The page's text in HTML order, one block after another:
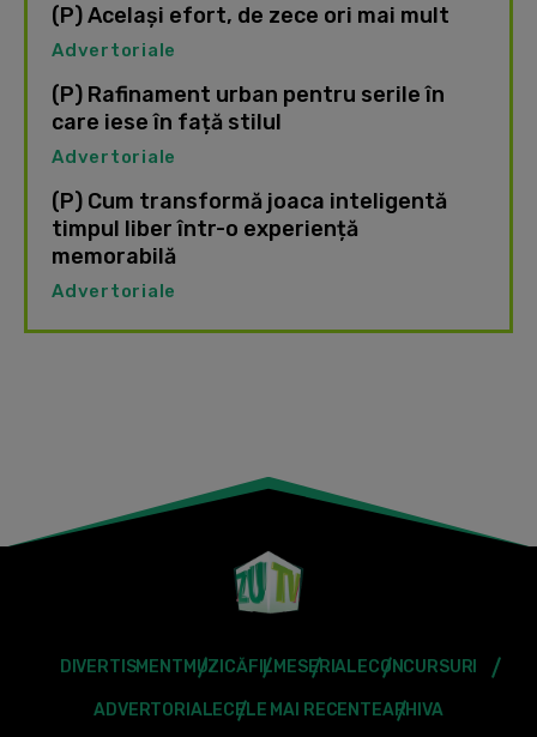
(P) Același efort, de zece ori mai mult
Advertoriale
(P) Rafinament urban pentru serile în
care iese în față stilul
Advertoriale
(P) Cum transformă joaca inteligentă
timpul liber într-o experiență
memorabilă
Advertoriale
DIVERTISMENT MUZICĂFILMESERIALECONCURSURI
ADVERTORIALECELE MAI RECENTEARHIVA